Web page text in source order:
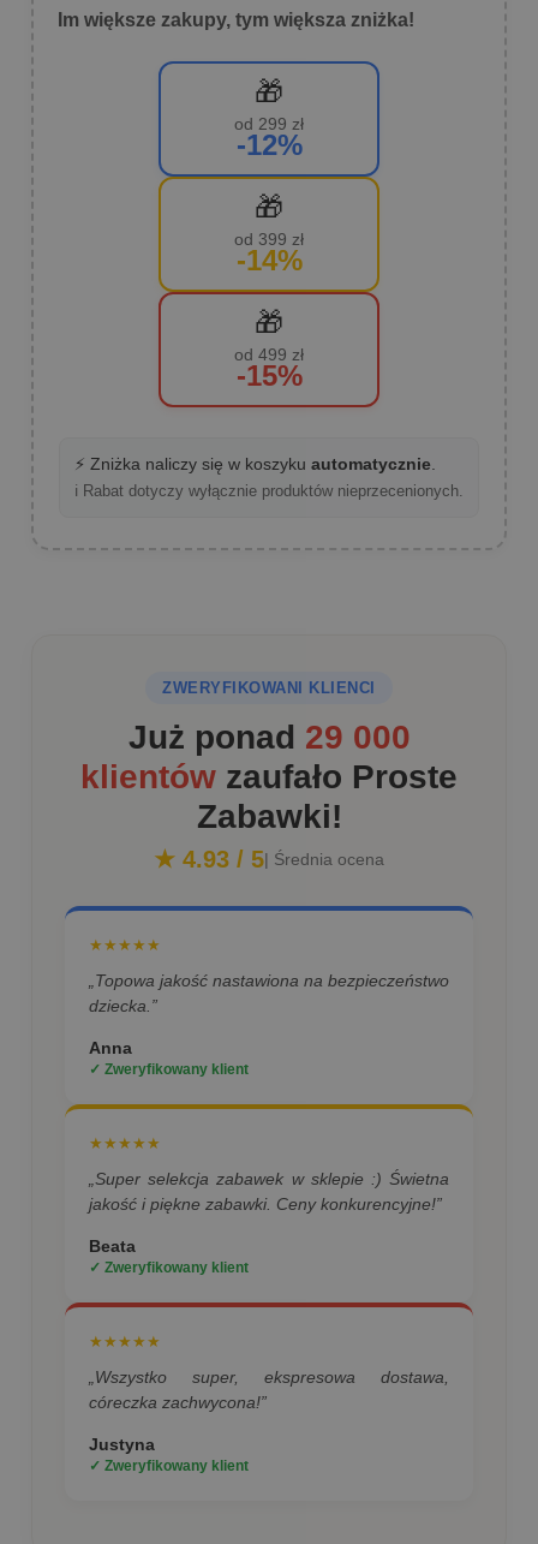
Im większe zakupy, tym większa zniżka!
🎁
od 299 zł
-12%
🎁
od 399 zł
-14%
🎁
od 499 zł
-15%
⚡ Zniżka naliczy się w koszyku automatycznie
ℹ️ Rabat dotyczy wyłącznie produktów nieprzecenionych.
ZWERYFIKOWANI KLIENCI
Już ponad 29 000
klientów zaufało Proste
Zabawki!
★ 4.93 / 5| Średnia ocena
★★★★★
„Topowa jakość nastawiona na bezpieczeństwo
dziecka.”
Anna
✓ Zweryfikowany klient
★★★★★
„Super selekcja zabawek w sklepie :) Świetna
jakość i piękne zabawki. Ceny konkurencyjne!”
Beata
✓ Zweryfikowany klient
★★★★★
„Wszystko super, ekspresowa dostawa,
córeczka zachwycona!”
Justyna
✓ Zweryfikowany klient